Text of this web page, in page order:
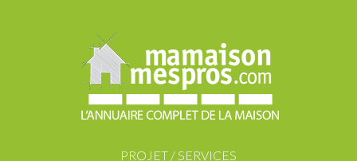
PROJET / SERVICES